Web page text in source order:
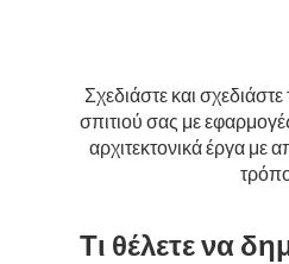
Σχεδιάστε και
σπιτιού σας με
αρχιτεκτονικά έργα με
Τι θέλετε να